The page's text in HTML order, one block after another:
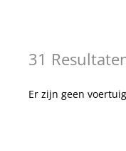
31
Er zijn geen